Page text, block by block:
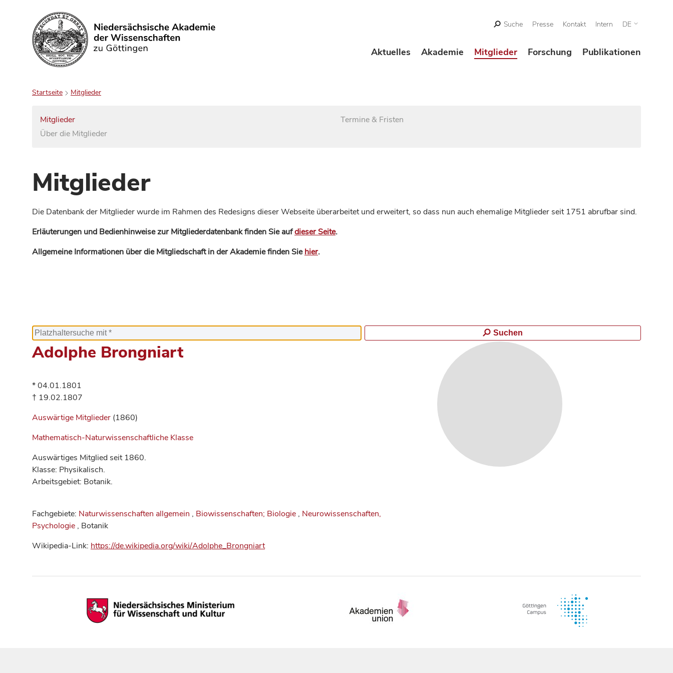
Suchen
Suche Presse Kontakt Intern DE
Aktuelles Akademie Mitglieder Forschung Publikationen
Startseite Mitglieder
Mitglieder
Über die Mitglieder
Termine & Fristen
Mitglieder
Die Datenbank der Mitglieder wurde im Rahmen des Redesigns dieser Webseite überarbeitet und erweitert, so dass nun auch ehemalige Mitglieder seit 1751 abrufbar sind.
Erläuterungen und Bedienhinweise zur Mitgliederdatenbank finden Sie aufdieser Seite.
Allgemeine Informationen über die Mitgliedschaft in der Akademie finden Siehier.
Suchen
Adolphe Brongniart
* 04.01.1801
† 19.02.1807
Auswärtige Mitglieder (1860)
Mathematisch-Naturwissenschaftliche Klasse
Auswärtiges Mitglied seit 1860.
Klasse: Physikalisch.
Arbeitsgebiet: Botanik.
Fachgebiete: Naturwissenschaften allgemein , Biowissenschaften; Biologie , Neurowissenschaften,
Psychologie , Botanik
Wikipedia-Link: https://de.wikipedia.org/wiki/Adolphe_Brongniart